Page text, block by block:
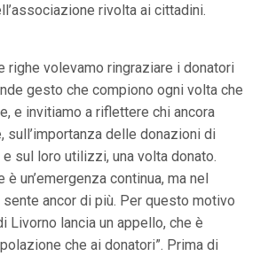
rivolta ai cittadini.
righe volevamo ringraziare i donatori
gesto che compiono ogni volta che
e invitiamo a riflettere chi ancora
sull’importanza delle donazioni di
sul loro utilizzi, una volta donato.
un’emergenza continua, ma nel
ancor di più. Per questo motivo
Livorno lancia un appello, che è
che ai donatori”. Prima di